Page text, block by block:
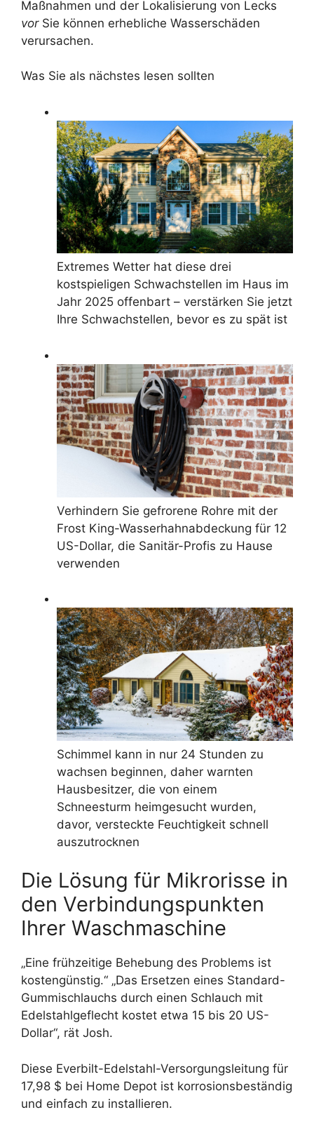
Maßnahmen und der Lokalisierung von Lecks
vorSie können erhebliche Wasserschäden
verursachen.
Was Sie als nächstes lesen sollten
Extremes Wetter hat diese drei
kostspieligen Schwachstellen im Haus im
Jahr 2025 offenbart – verstärken Sie jetzt
Ihre Schwachstellen, bevor es zu spät ist
Verhindern Sie gefrorene Rohre mit der
Frost King-Wasserhahnabdeckung für 12
US-Dollar, die Sanitär-Profis zu Hause
verwenden
Schimmel kann in nur 24 Stunden zu
wachsen beginnen, daher warnten
Hausbesitzer, die von einem
Schneesturm heimgesucht wurden,
davor, versteckte Feuchtigkeit schnell
auszutrocknen
Die Lösung für Mikrorisse in
den Verbindungspunkten
Ihrer Waschmaschine
„Eine frühzeitige Behebung des Problems ist
kostengünstig.“ „Das Ersetzen eines Standard-
Gummischlauchs durch einen Schlauch mit
Edelstahlgeflecht kostet etwa 15 bis 20 US-
Dollar“, rät Josh.
Diese Everbilt-Edelstahl-Versorgungsleitung für
17,98 $ bei Home Depot ist korrosionsbeständig
und einfach zu installieren.